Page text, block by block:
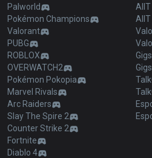
Palworld
Pokémon Champions
Valorant
PUBG
ROBLOX
OVERWATCH2
Pokémon Pokopia
Marvel Rivals
Arc Raiders
Slay The Spire 2
Counter Strike 2
Fortnite
Diablo 4
AllT